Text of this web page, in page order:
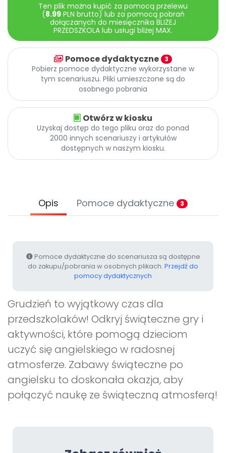
Archiwalne numery
Pomoc
Promocje
Ten plik można kupić za pomocą przelewu
(8.99PLN brutto) lub za pomocą pobrań
dołączanych do miesięcznika BLIŻEJ
PRZEDSZKOLA lub usługi bliżej MAX.
Pomoce dydaktyczne 3
Pobierz pomoce dydaktyczne wykorzystane w
tym scenariuszu. Pliki umieszczone są do
osobnego pobrania
Otwórz w kiosku
Uzyskaj dostęp do tego pliku oraz do ponad
2000 innych scenariuszy i artykułów
dostępnych w naszym kiosku.
Opis Pomoce dydaktyczne 3
Pomoce dydaktyczne do scenariusza są dostępne
do zakupu/pobrania w osobnych plikach. Przejdź do
pomocy dydaktycznych
Grudzień to wyjątkowy czas dla
przedszkolaków! Odkryj świąteczne gry i
aktywności, które pomogą dzieciom
uczyć się angielskiego w radosnej
atmosferze. Zabawy świąteczne po
angielsku to doskonała okazja, aby
połączyć naukę ze świąteczną atmosferą!